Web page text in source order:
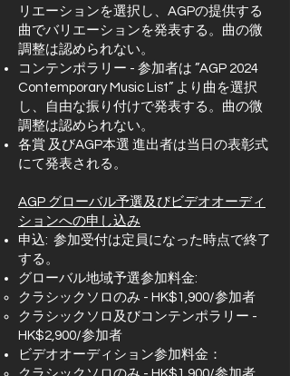
リエーションを選択し、AGPの提供する
曲でバリエーションを発表する。曲の微
調整は認められない。
コンテンポラリー - 参加者は ”AGP 2024
Contemporary Music List” より曲を選択
し、自由な振り付けで発表する。曲の微
調整は認められない。
各賞 及びAGP本選 進出者は当日の表彰式
にて発表される。
AGP グローバル予選及びビデオオーディ
ションへの申し込み
申込: 参加受付は定員になった時点で終了
する。
グローバル地域予選参加料金:
クラシックソロのみ - HK$1,900/参加者
クラシックソロ及びコンテンポラリー -
HK$2,900/参加者
ビデオオーディション参加料金：